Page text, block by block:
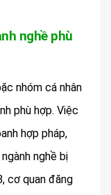
nghề phù
nhóm cá nhân
phù hợp. Việc
hợp pháp,
nghề bị
cơ quan đăng